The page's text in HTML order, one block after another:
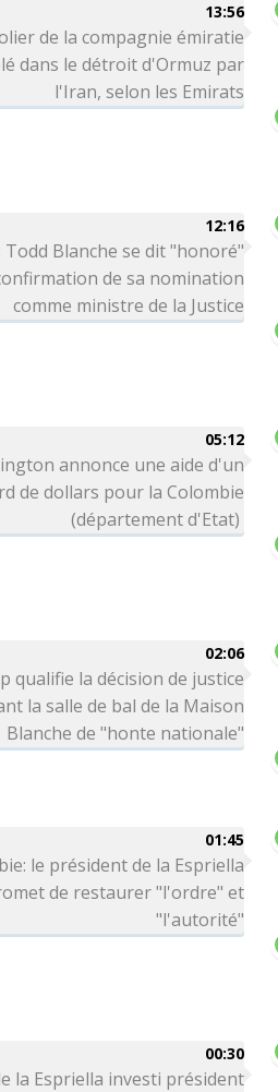
13:56
de la compagnie émiratie
dans le détroit d'Ormuz par
l'Iran, selon les Emirats
12:16
Todd Blanche se dit "honoré"
de sa nomination
comme ministre de la Justice
05:12
annonce une aide d'un
de dollars pour la Colombie
(département d'Etat)
02:06
qualifie la décision de justice
la salle de bal de la Maison
Blanche de "honte nationale"
01:45
le président de la Espriella
de restaurer "l'ordre" et
"l'autorité"
00:30
la Espriella investi président